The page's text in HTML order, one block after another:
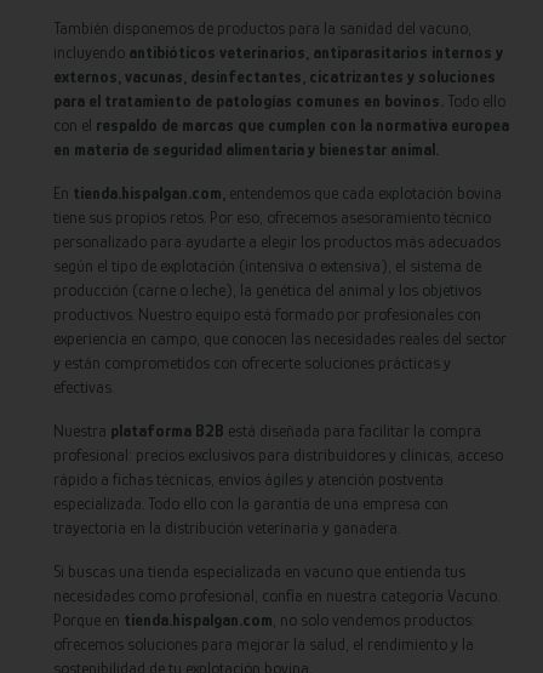
También disponemos de productos para la sanidad del vacuno,
incluyendo antibióticos veterinarios, antiparasitarios internos y
externos, vacunas, desinfectantes, cicatrizantes y soluciones
para el tratamiento de patologías comunes en bovinos. Todo ello
con el respaldo de marcas que cumplen con la normativa europea
en materia de seguridad alimentaria y bienestar animal.
En tienda.hispalgan.com, entendemos que cada explotación bovina
tiene sus propios retos. Por eso, ofrecemos asesoramiento técnico
personalizado para ayudarte a elegir los productos más adecuados
según el tipo de explotación (intensiva o extensiva), el sistema de
producción (carne o leche), la genética del animal y los objetivos
productivos. Nuestro equipo está formado por profesionales con
experiencia en campo, que conocen las necesidades reales del sector
y están comprometidos con ofrecerte soluciones prácticas y
efectivas.
Nuestra plataforma B2B está diseñada para facilitar la compra
profesional: precios exclusivos para distribuidores y clínicas, acceso
rápido a fichas técnicas, envíos ágiles y atención postventa
especializada. Todo ello con la garantía de una empresa con
trayectoria en la distribución veterinaria y ganadera.
Si buscas una tienda especializada en vacuno que entienda tus
necesidades como profesional, confía en nuestra categoría Vacuno.
Porque en tienda.hispalgan.com , no solo vendemos productos:
ofrecemos soluciones para mejorar la salud, el rendimiento y la
sostenibilidad de tu explotación bovina.